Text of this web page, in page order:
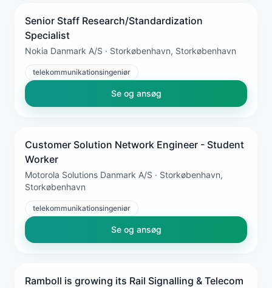
Senior Staff Research/Standardization
Specialist
Nokia Danmark A/S · Storkøbenhavn, Storkøbenhavn
telekommunikationsingeniør
Se og ansøg
Customer Solution Network Engineer - Student
Worker
Motorola Solutions Danmark A/S · Storkøbenhavn,
Storkøbenhavn
telekommunikationsingeniør
Se og ansøg
Ramboll is growing its Rail Signalling & Telecom